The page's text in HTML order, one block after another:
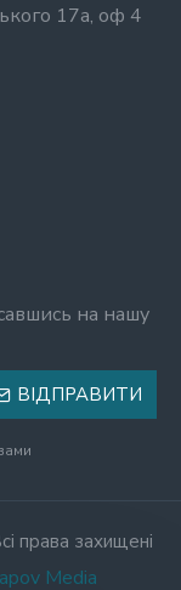
17а, оф 4
на нашу
ВІДПРАВИТИ
права захищені
Media